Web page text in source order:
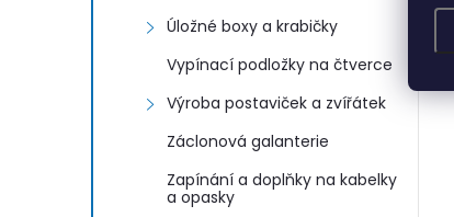
Úložné boxy a krabičky
Vypínací podložky na čtverce
Výroba postaviček a zvířátek
Záclonová galanterie
Zapínání a doplňky na kabelky
a opasky